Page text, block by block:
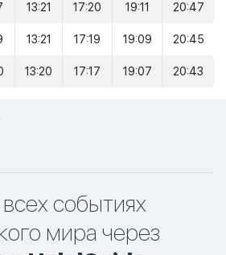
13:21 17:20 19:11 20:47
13:21 17:19 19:09 20:45
13:20 17:17 19:07 20:43
событиях
мира через